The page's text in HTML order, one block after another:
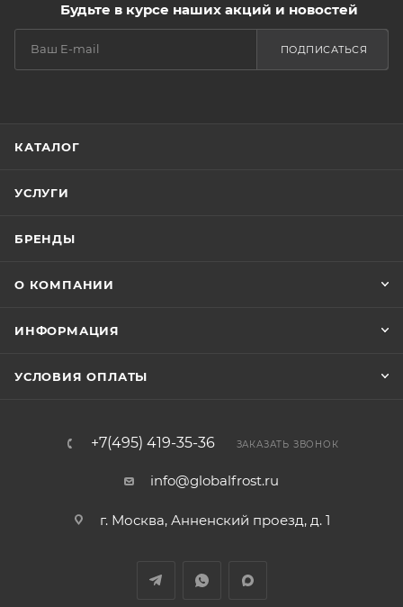
Будьте в курсе наших акций и новостей
ПОДПИСАТЬСЯ
КАТАЛОГ
УСЛУГИ
БРЕНДЫ
О КОМПАНИИ
ИНФОРМАЦИЯ
УСЛОВИЯ ОПЛАТЫ
+7(495) 419-35-36 ЗАКАЗАТЬ ЗВОНОК
info@globalfrost.ru
г. Москва, Анненский проезд, д. 1